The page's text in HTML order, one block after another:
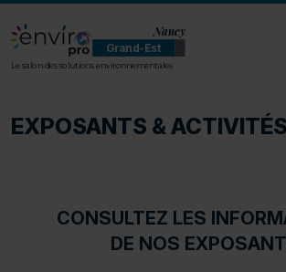
ENVIROpro Grand-Est - Nancy
Nancy
Grand-Est
Le salon des solutions environnementales
EXPOSANTS & ACTIVITÉS
CONSULTEZ LES
DE NOS